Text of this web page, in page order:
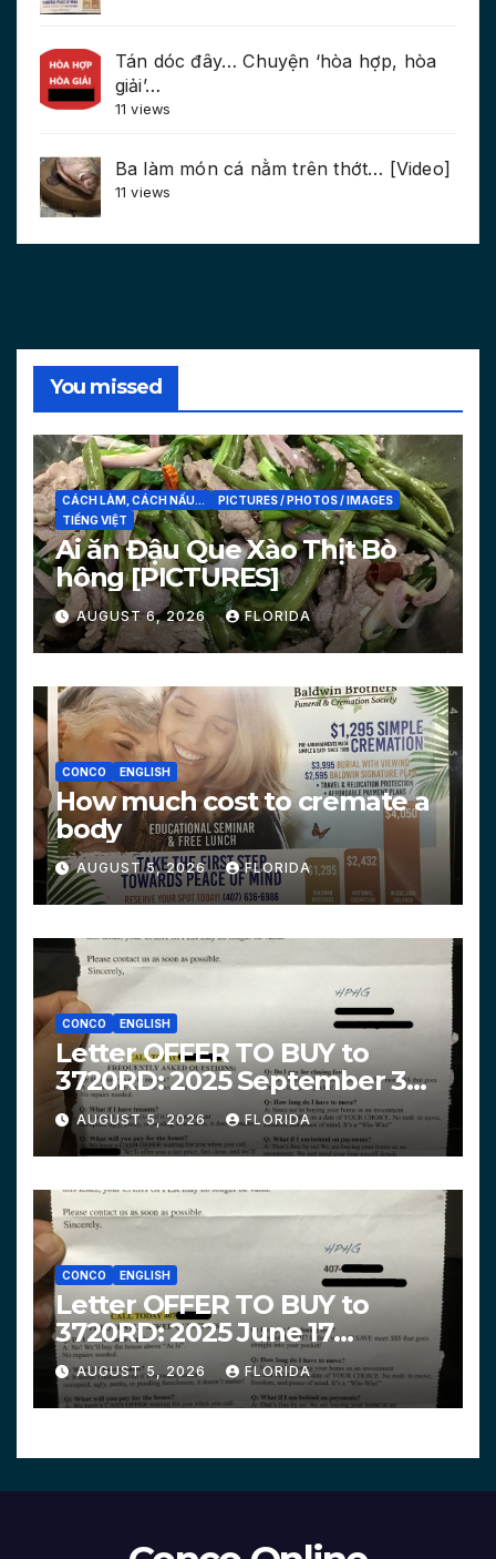
Tán dóc đây… Chuyện ‘hòa hợp, hòa
giải’…
11 views
Ba làm món cá nằm trên thớt… [Video]
11 views
You missed
CÁCH LÀM, CÁCH NẤU...
PICTURES / PHOTOS / IMAGES
TIẾNG VIỆT
Ai ăn Đậu Que Xào Thịt Bò
hông [PICTURES]
AUGUST 6, 2026 FLORIDA
CONCO ENGLISH
How much cost to cremate a
body
AUGUST 5, 2026 FLORIDA
CONCO ENGLISH
Letter OFFER TO BUY to
3720RD: 2025 September 3
$319,900 HPHG
AUGUST 5, 2026 FLORIDA
CONCO ENGLISH
Letter OFFER TO BUY to
3720RD: 2025 June 17
$312,200 HPHG
AUGUST 5, 2026 FLORIDA